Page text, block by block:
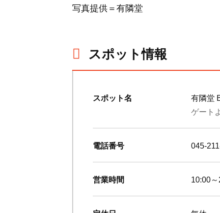
写真提供＝有隣堂
スポット情報
スポット名
有隣堂
ゲート
電話番号 045-
営業時間 10:00